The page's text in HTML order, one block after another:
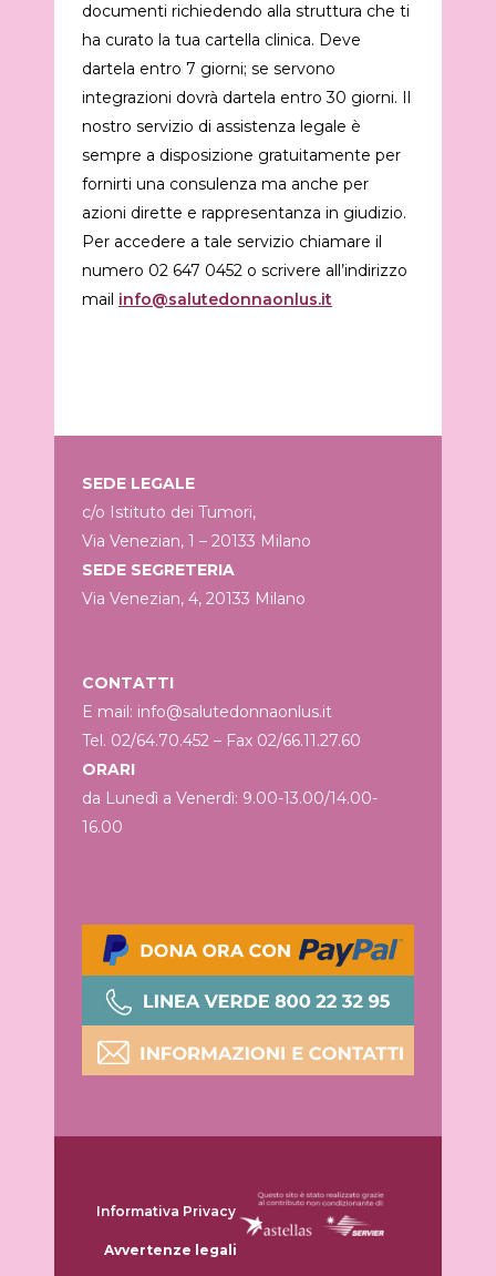
documenti richiedendo alla struttura che ti
ha curato la tua cartella clinica. Deve
dartela entro 7 giorni; se servono
integrazioni dovrà dartela entro 30 giorni. Il
nostro servizio di assistenza legale è
sempre a disposizione gratuitamente per
fornirti una consulenza ma anche per
azioni dirette e rappresentanza in giudizio.
Per accedere a tale servizio chiamare il
numero 02 647 0452 o scrivere all’indirizzo
mail info@salutedonnaonlus.it
SEDE LEGALE
c/o Istituto dei Tumori,
Via Venezian, 1 – 20133 Milano
SEDE SEGRETERIA
Via Venezian, 4, 20133 Milano
CONTATTI
E mail: info@salutedonnaonlus.it
Tel. 02/64.70.452 – Fax 02/66.11.27.60
ORARI
da Lunedì a Venerdì: 9.00-13.00/14.00-
16.00
Informativa Privacy
Avvertenze legali